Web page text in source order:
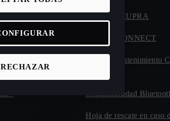
autonomía y consumo
de carga de
beneficios
Manuales CUPRA
CUPRA CONNECT
Plan de mantenimiento
Compatibilidad
Hoja de rescate en caso
RECHAZAR